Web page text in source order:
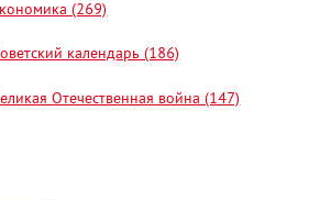
(269)
календарь (186)
Отечественная война (147)